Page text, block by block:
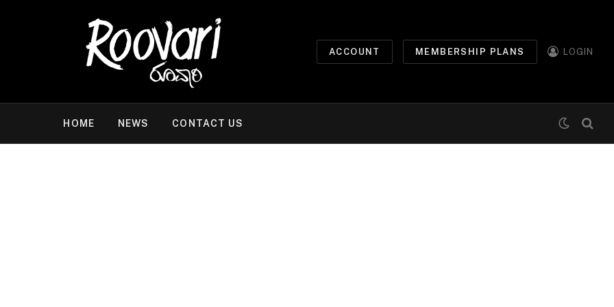
ACCOUNT MEMBERSHIP PLANS LOGIN
HOME NEWS CONTACT US